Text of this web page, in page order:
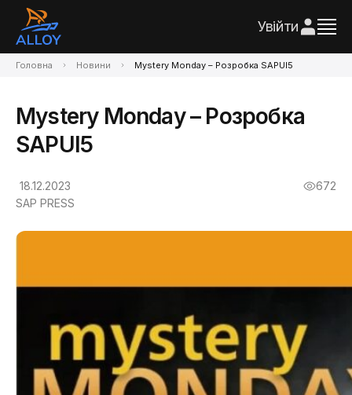
Увійти
Головна Новини Mystery Monday – Розробка SAPUI5
Mystery Monday – Розробка
SAPUI5
18.12.2023
SAP PRESS
672